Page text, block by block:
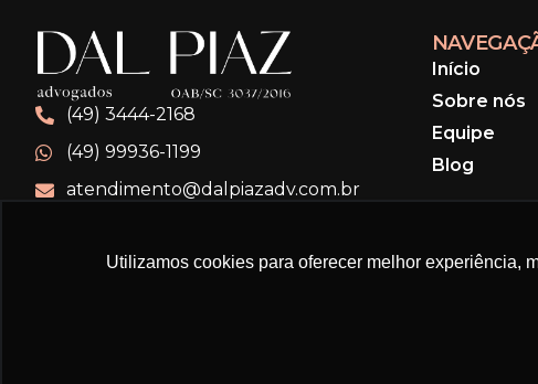
Utilizamos cookies para oferecer melhor experiência,
(49) 3444-2168
(49) 99936-1199
atendimento@dalpiazadv.com.br
Início
Sobre nós
Equipe
Blog
DAL PIAZ ADVOGADOS ©